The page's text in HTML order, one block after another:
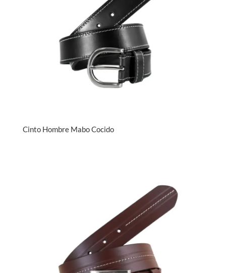
Cinto Hombre Mabo Cocido